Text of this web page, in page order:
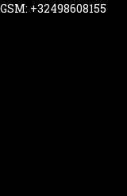
GSM: +32498608155